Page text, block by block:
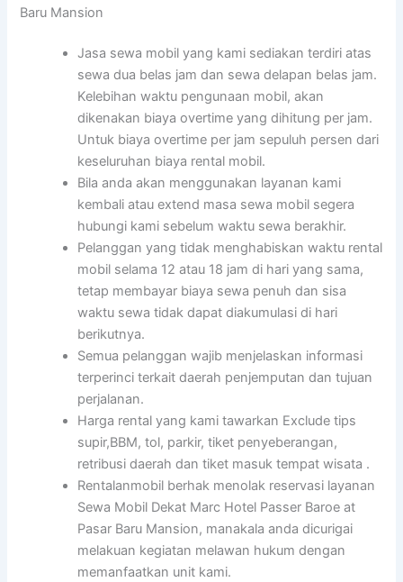
Baru Mansion
Jasa sewa mobil yang kami sediakan terdiri atas
sewa dua belas jam dan sewa delapan belas jam.
Kelebihan waktu pengunaan mobil, akan
dikenakan biaya overtime yang dihitung per jam.
Untuk biaya overtime per jam sepuluh persen dari
keseluruhan biaya rental mobil.
Bila anda akan menggunakan layanan kami
kembali atau extend masa sewa mobil segera
hubungi kami sebelum waktu sewa berakhir.
Pelanggan yang tidak menghabiskan waktu rental
mobil selama 12 atau 18 jam di hari yang sama,
tetap membayar biaya sewa penuh dan sisa
waktu sewa tidak dapat diakumulasi di hari
berikutnya.
Semua pelanggan wajib menjelaskan informasi
terperinci terkait daerah penjemputan dan tujuan
perjalanan.
Harga rental yang kami tawarkan Exclude tips
supir,BBM, tol, parkir, tiket penyeberangan,
retribusi daerah dan tiket masuk tempat wisata .
Rentalanmobil berhak menolak reservasi layanan
Sewa Mobil Dekat Marc Hotel Passer Baroe at
Pasar Baru Mansion, manakala anda dicurigai
melakuan kegiatan melawan hukum dengan
memanfaatkan unit kami.